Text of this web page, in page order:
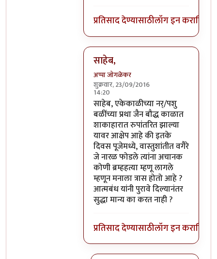
प्रतिसाद देण्यासाठीलॉग इन कराकिंवा
साहेब,
अप्पा जोगळेकर
शुक्रवार, 23/09/2016
14:20
In reply toपरंतु नारळ फोडणे म्हणजे
साहेब, एकेकाळीच्या नर्/पशु
बळींच्या प्रथा जैन बौद्ध काळात
शाकाहारात रुपांतरित झाल्या
यावर आक्षेप आहे की इतके
दिवस पूजेमध्ये, वास्तुशांतीत वगैरे
जे नारळ फोडले त्यांना अचानक
कोणी ब्रम्हहत्या म्हणू लागले
म्हणून मनाला त्रास होतो आहे ?
आत्मबंध यांनी पुरावे दिल्यानंतर
सुद्धा मान्य का करत नाही ?
प्रतिसाद देण्यासाठीलॉग इन कराकिंवा